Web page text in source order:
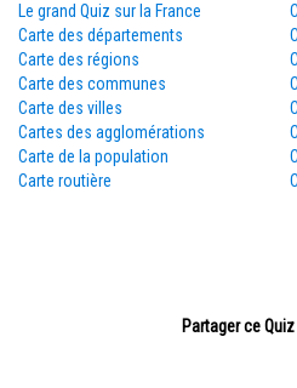
Le grand Quiz sur la France
Carte des départements
Carte des régions
Carte des communes
Carte des villes
Cartes des agglomérations
Carte de la population
Carte routière
Partager ce